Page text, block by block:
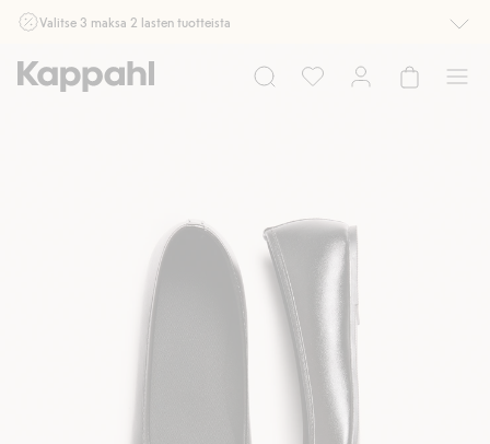
Valitse 3 maksa 2 lasten tuotteista
myymälässä ja verkossa. Ei voi yhdistää muihin alennuksiin tai tarjouksiin.